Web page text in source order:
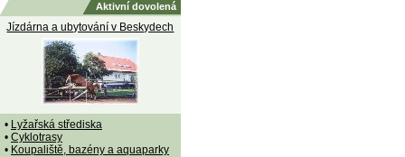
Aktivní dovolená
Jízdárna a ubytování v Beskydech
• Lyžařská střediska
• Cyklotrasy
• Koupaliště, bazény a aquaparky